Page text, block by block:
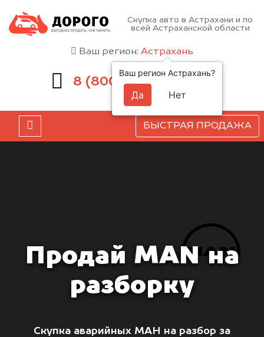
Скупка авто в Астрахани и по
всей Астраханской области
Ваш регион: Астрахань
8 (800)551-81-15
БЫСТРАЯ ПРОДАЖА
Продай MAN на
разборку
Скупка аварийных МАН на разбор за
Ваш регион Астрахань?
Да Нет